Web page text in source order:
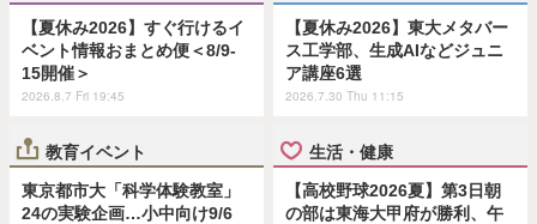
【夏休み2026】すぐ行けるイ
ベント情報おまとめ便＜8/9-
15開催＞
2026.8.7 Fri 19:45
【夏休み2026】東大メタバー
ス工学部、生成AIなどジュニ
ア講座6選
2026.7.30 Thu 11:15
教育イベント
東京都市大「科学体験教室」
24の実験企画…小中向け9/6
生活・健康
【高校野球2026夏】第3日朝
の部は東海大甲府が勝利、午